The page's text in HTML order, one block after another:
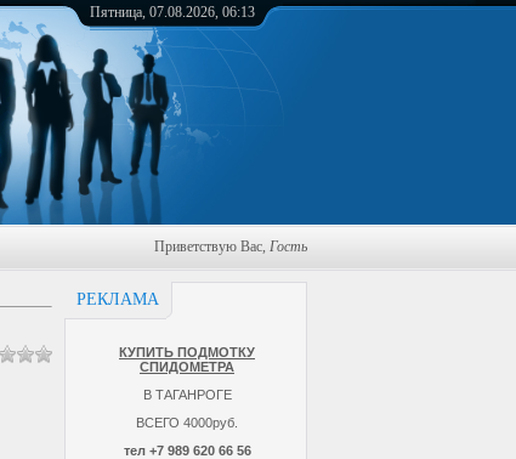
Пятница, 07.08.2026, 06:13
Приветствую Вас, Гость
РЕКЛАМА
КУПИТЬ ПОДМОТКУ
СПИДОМЕТРА
В ТАГАНРОГЕ
ВСЕГО 4000руб.
тел +7 989 620 66 56